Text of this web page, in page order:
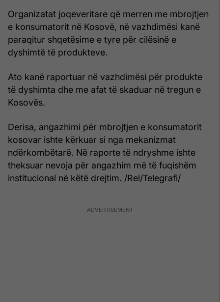
Organizatat joqeveritare që merren me mbrojtjen
e konsumatorit në Kosovë, në vazhdimësi kanë
paraqitur shqetësime e tyre për cilësinë e
dyshimtë të produkteve.
Ato kanë raportuar në vazhdimësi për produkte
të dyshimta dhe me afat të skaduar në tregun e
Kosovës.
Derisa, angazhimi për mbrojtjen e konsumatorit
kosovar ishte kërkuar si nga mekanizmat
ndërkombëtarë. Në raporte të ndryshme ishte
theksuar nevoja për angazhim më të fuqishëm
institucional në këtë drejtim. /Rel/Telegrafi/